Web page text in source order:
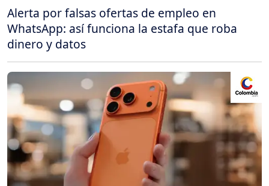
Alerta por falsas ofertas de empleo en
WhatsApp: así funciona la estafa que roba
dinero y datos